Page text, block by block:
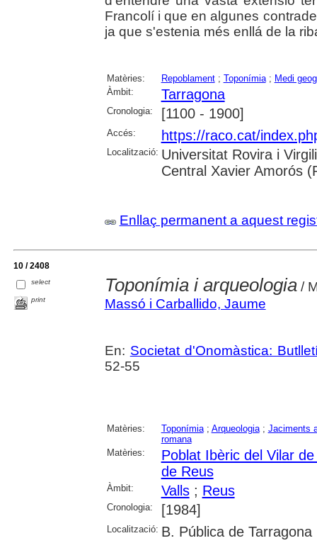
Francolí i que en algunes
ja que s'estenia més enllá de la
Matèries: Repoblament; Toponímia; Medi
Àmbit:
Tarragona
Cronologia: [1100 - 1900]
Accés: https://raco.cat/
Localització: Universitat Rovira i
Central Xavier Amorós
Enllaç permanent a aquest
10 / 2408
select
print
Toponímia i arqueologia/
Massó i Carballido, Jaume
En: Societat d'Onomàstica:
52-55
Matèries: Toponímia; Arqueologia; Jaciments
romana
Matèries:
Poblat Ibèric del Vilar de
de Reus
Àmbit: Valls; Reus
Cronologia: [1984]
Localització: B. Pública de Tarragona